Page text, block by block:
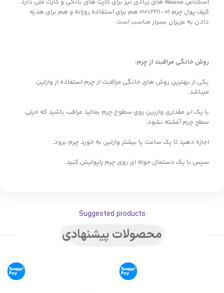
اسکناس محفظه های زیادی نیز برای کارت های بانکی و کارت ملی دارد.
کیف پول چرم mrc2211-01 هم برای استفاده روزانه و هم برای هدیه
دادن به عزیزان بسیار مناسب است.
روش خانگی مراقبت از چرم:
یکی از بهترین روش های خانگی مراقبت از چرم استفاده از وازلین
میباشد.
با یک ابر مقداری وازرین روی سطوح چرم بمالید مراقب باشید که خیلی
سطح چرم آغشته نشود.
اجازه دهید تا یک ساعت یا بیشتر وازلین به خورد چرم برود.
سپس با یک دستمال حوله ای روی چرم راپولیش کنید.
Suggested products
محصولات پیشنهادی